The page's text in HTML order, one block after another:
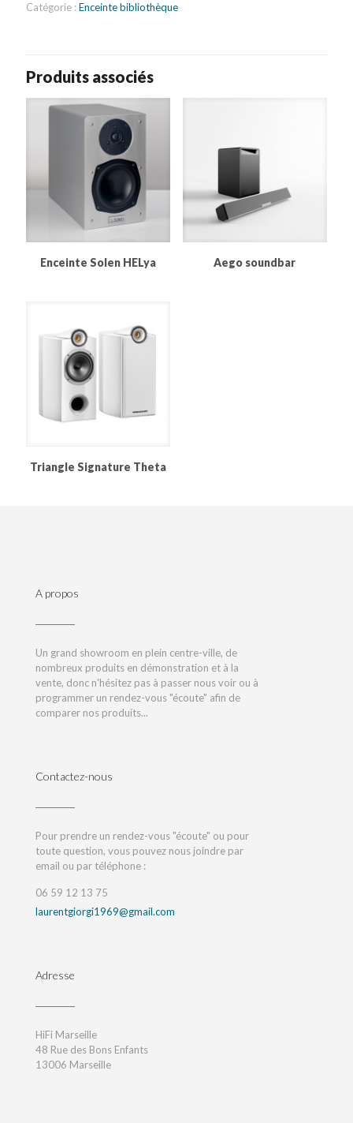
Catégorie :Enceinte bibliothèque
Produits associés
Enceinte Solen HELya Aego soundbar
Triangle Signature Theta
A propos
Un grand showroom en plein centre-ville, de
nombreux produits en démonstration et à la
vente, donc n'hésitez pas à passer nous voir ou à
programmer un rendez-vous "écoute" afin de
comparer nos produits...
Contactez-nous
Pour prendre un rendez-vous "écoute" ou pour
toute question, vous pouvez nous joindre par
email ou par téléphone :
06 59 12 13 75
laurentgiorgi1969@gmail.com
Adresse
HiFi Marseille
48 Rue des Bons Enfants
13006 Marseille